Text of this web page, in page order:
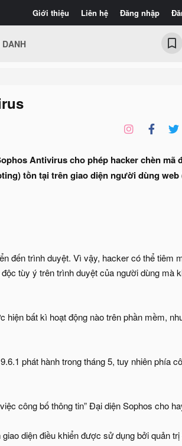
Giới thiệu Liên hệ Đăng nhập
DANH
Antivirus cho phép hacker chèn mã
tồn tại trên giao diện người dùng web
đến trình duyệt. Vì vậy, hacker có thể tiêm
tùy ý trên trình duyệt của người dùng mà
hiện bất kì hoạt động nào trên phần mềm,
phát hành trong tháng 5, tuy nhiên phía
công bố thông tin” Đại diện Sophos cho
diện điều khiển được sử dụng bởi quản